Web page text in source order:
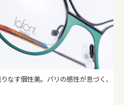
なす個性美。パリの感性が息づく、